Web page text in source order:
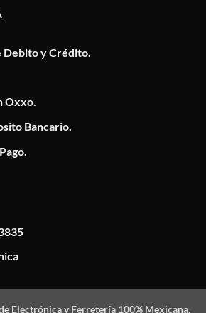
Debito y Crédito.
Oxxo.
Bancario.
Electrónica y Ferretería 100% Mexicana,